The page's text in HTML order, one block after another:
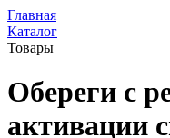
Главная
Каталог
Товары
Обереги с
активации